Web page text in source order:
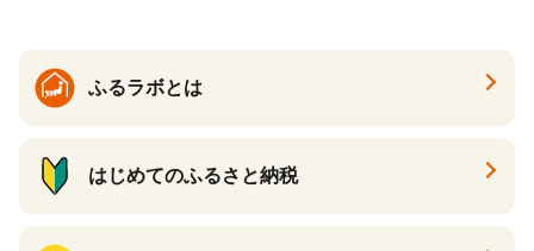
ギフト ふるさと納税 ）
ふるラボとは
はじめてのふるさと納税